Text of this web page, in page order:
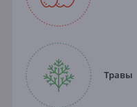
Травы